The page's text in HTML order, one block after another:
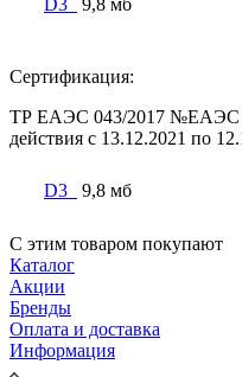
Сертификация:
ТР ЕАЭС 043/2017 №ЕАЭС
действия с 13.12.2021 по
D3_ 9,8 мб
С этим товаром покупают
Каталог
Акции
Бренды
Оплата и доставка
Информация